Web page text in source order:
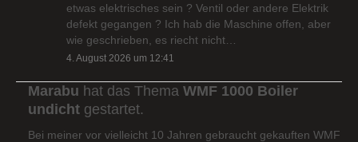
etwas elektrisches sein ? Ventil oder andere Elektrik
defekt gegangen ? Ich hab die Maschine offen, aber
wie geschrieben, es riecht nicht…
4. August 2026 um 12:41
Marabu hat das Thema WMF 1000 Boiler
undicht gestartet.
Bei meiner vor vielleicht 10 Jahren gebraucht gekauften WMF